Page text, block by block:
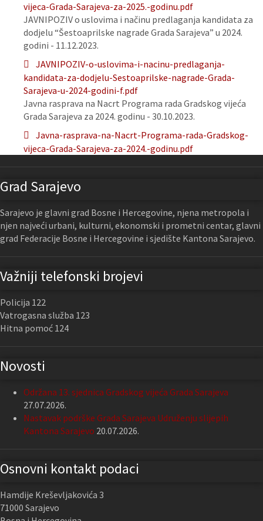
vijeca-Grada-Sarajeva-za-2025.-godinu.pdf
JAVNIPOZIV o uslovima i načinu predlaganja kandidata za
dodjelu “Šestoaprilske nagrade Grada Sarajeva” u 2024.
godini - 11.12.2023.
JAVNIPOZIV-o-uslovima-i-nacinu-predlaganja-
kandidata-za-dodjelu-Sestoaprilske-nagrade-Grada-
Sarajeva-u-2024-godini-f.pdf
Javna rasprava na Nacrt Programa rada Gradskog vijeća
Grada Sarajeva za 2024. godinu - 30.10.2023.
Javna-rasprava-na-Nacrt-Programa-rada-Gradskog-
vijeca-Grada-Sarajeva-za-2024.-godinu.pdf
Grad Sarajevo
Sarajevo je glavni grad Bosne i Hercegovine, njena metropola i
njen najveći urbani, kulturni, ekonomski i prometni centar, glavni
grad Federacije Bosne i Hercegovine i sjedište Kantona Sarajevo.
Važniji telefonski brojevi
Policija 122
Vatrogasna služba 123
Hitna pomoć 124
Novosti
Održana 13. sjednica Gradskog vijeća Grada Sarajeva
27.07.2026.
Nastavak podrške Grada Sarajeva Udruženju slijepih
Kantona Sarajevo 20.07.2026.
Osnovni kontakt podaci
Hamdije Kreševljakovića 3
71000 Sarajevo